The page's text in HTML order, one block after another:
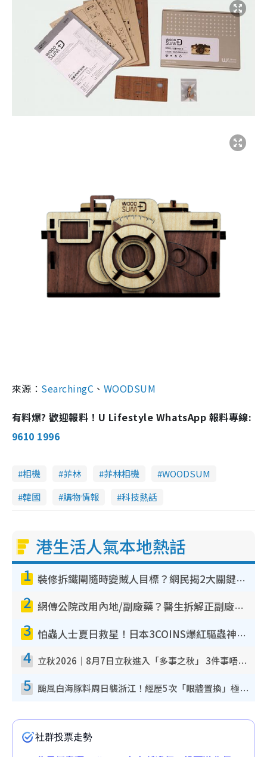
來源： SearchingC 、 WOODSUM
有料爆? 歡迎報料！U Lifestyle WhatsApp 報料專線:
9610 1996
相機 菲林 菲林相機
WOODSUM
韓國
購物情報 科技熱話
港生活人氣本地熱話
1 裝修拆鐵閘隨時變賊人目標？網民揭2大關鍵用途：裝新式等於白裝？附新舊鐵閘分別
2 網傳公院改用內地/副廠藥？醫生拆解正副廠分別 揭4類人換藥隨時出事
3 怕蟲人士夏日救星！日本3COINS爆紅驅蟲神器$45起 1招「全程免觸碰」輕鬆搞定小強
4 立秋2026｜8月7日立秋進入「多事之秋」 3件事唔做得！專家教6招開運 清枱頭／銀包納氣接好運
5 颱風白海豚料周日襲浙江！經歷5次「眼牆置換」極罕見 成登陸內地最長途颱風